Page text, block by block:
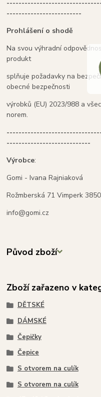
-------------------------
Prohlášení o shodě
Na svou výhradní
produkt
splňuje požadavky na
obecné bezpečnosti
výrobků (EU) 2023/988 a
norem.
----------------------------
Výrobce:
Gomi - Ivana Rajniaková
Rožmberská 71 Vimperk
info@gomi.cz
Původ zboží
Zboží zařazeno v
DĚTSKÉ
DÁMSKÉ
Čepičky
Čepice
S otvorem na culík
S otvorem na culík